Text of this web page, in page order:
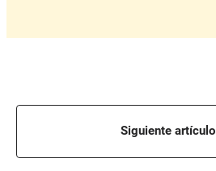
Siguiente artículo